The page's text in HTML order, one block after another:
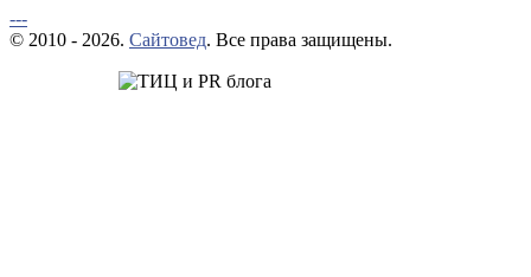
---
© 2010 - 2026. Сайтовед. Все права защищены.